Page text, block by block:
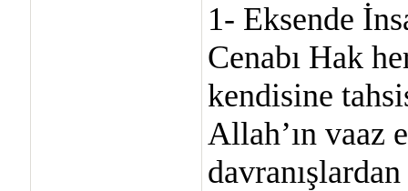
1- Eksende
Cenabı Hak
kendisine
Allah’ın vaaz